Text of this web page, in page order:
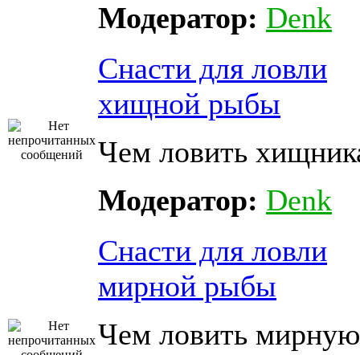
Модератор: Denk
Снасти для ловли
хищной рыбы
Чем ловить
Модератор: Denk
Снасти для ловли
мирной рыбы
Чем ловить мирную